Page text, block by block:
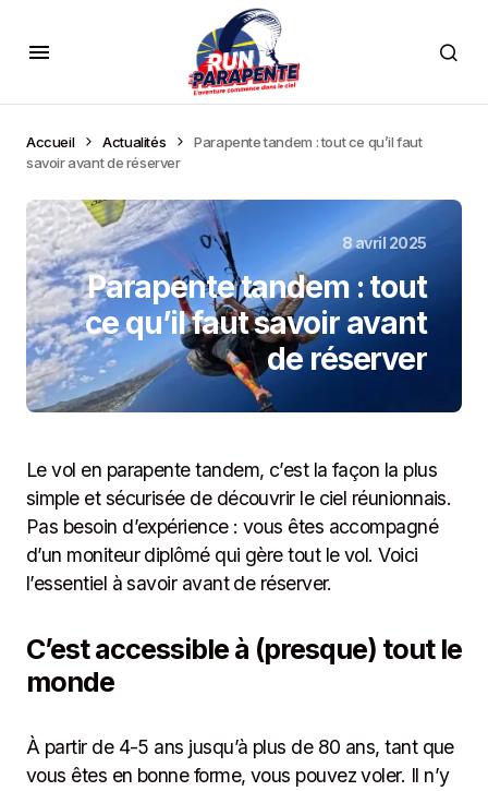
Accueil Actualités
Parapente tandem : tout ce qu’il faut
savoir avant de réserver
8 avril 2025
Parapente tandem : tout
ce qu’il faut savoir avant
de réserver
Le vol en parapente tandem, c’est la façon la plus
simple et sécurisée de découvrir le ciel réunionnais.
Pas besoin d’expérience : vous êtes accompagné
d’un moniteur diplômé qui gère tout le vol. Voici
l’essentiel à savoir avant de réserver.
C’est accessible à (presque) tout le
monde
À partir de 4-5 ans jusqu’à plus de 80 ans, tant que
vous êtes en bonne forme, vous pouvez voler. Il n’y